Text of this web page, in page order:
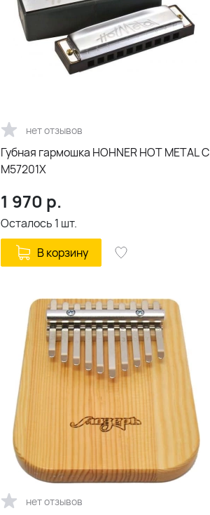
нет отзывов
Губная гармошка HOHNER HOT METAL C
M57201X
1 970 р.
Осталось 1 шт.
В корзину
нет отзывов